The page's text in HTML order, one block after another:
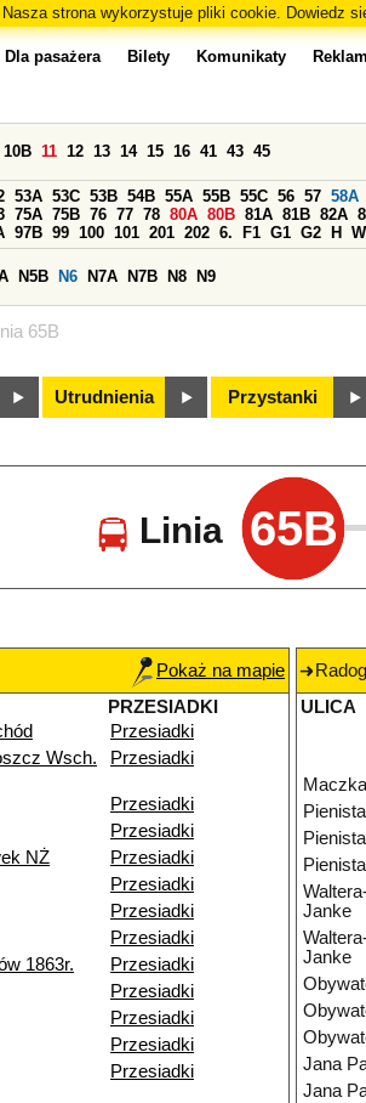
Nasza strona wykorzystuje pliki cookie. Dowiedz
65B
Dla pasażera Bilety Komunikaty
10B 11 12 13 14 15 16 41 43 45
53A 53C 53B 54B 55A 55B 55C 56 57 58A
75A 75B 76 77 78 80A 80B 81A 81B 82A
97B 99 100 101 201 202 6. F1 G1 G2 H W
N5B N6 N7A N7B N8 N9
Utrudnienia Przystanki
Linia 65B
Pokaż na mapie
PRZESIADKI
Przesiadki
Wsch.
Przesiadki
Przesiadki
Przesiadki
NŻ
Przesiadki
Przesiadki
Przesiadki
Przesiadki
1863r.
Przesiadki
Przesiadki
Przesiadki
Przesiadki
Przesiadki
ULICA
Maczka
Pienista
Pienista
Pienista
Janke
Janke
Jana
Jana